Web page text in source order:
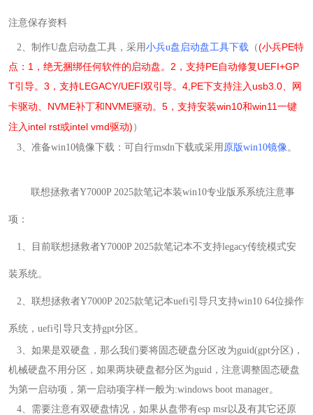
注意保存资料
2 、制作U盘启动盘工具，采用小兵u盘启动盘工具下载 （(小兵PE特
点：1，绝无捆绑任何软件的启动盘。2，支持PE自动修复UEFI+GP
T引导。3，支持LEGACY/UEFI双引导。4,PE下支持注入usb3.0、网
卡驱动、NVME补丁和NVME驱动。5，支持安装win10和win11一键
注入intel rst或intel vmd驱动) ）
3 、准备win10镜像下载：可自行msdn下载或采用 原版win10镜像 。
联想拯救者Y7000P 2025款笔记本装win10专业版系系统注意事
项：
1 、目前联想拯救者Y7000P 2025款笔记本不支持legacy传统模式安
装系统。
2 、联想拯救者Y7000P 2025款笔记本uefi引导只支持win10 64位操作
系统，uefi引导只支持gpt分区。
3 、如果是双硬盘，那么我们要将固态硬盘分区改为guid(gpt分区)，
机械硬盘不用分区，如果两块硬盘都分区为guid，注意调整固态硬盘
为第一启动项，第一启动项字样一般为:windows boot manager。
4 、需要注意有双硬盘情况，如果从盘带有esp msr以及有其它还原